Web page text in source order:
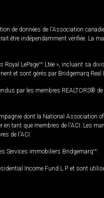
de données de l'Association
indépendamment vérifiée. La
Royal LePageMD Ltée », incluant sa
et sont gérés par Bridgemarq Real
par les membres REALTORS®
dont la National
tant que membres de l'ACI. Les
de l'ACI.
Services immobiliers BridgemarqMD.
Income Fund L.P. et sont